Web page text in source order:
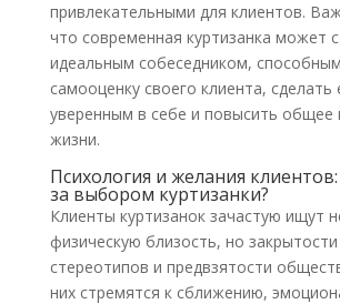
привлекательными для клиентов.
что современная куртизанка может
идеальным собеседником,
самооценку своего клиента, сделать
уверенным в себе и повысить общее
жизни.
Психология и желания
за выбором куртизанки?
Клиенты куртизанок зачастую ищут
физическую близость, но
стереотипов и предвзятости
них стремятся к сближению,